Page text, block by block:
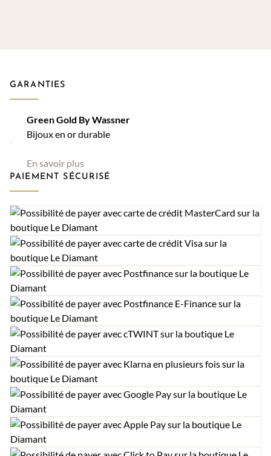
GARANTIES
Green Gold By Wassner
Bijoux en or durable
En savoir plus
PAIEMENT SÉCURISÉ